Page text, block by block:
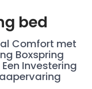
bed
Comfort met
Boxspring
Investering